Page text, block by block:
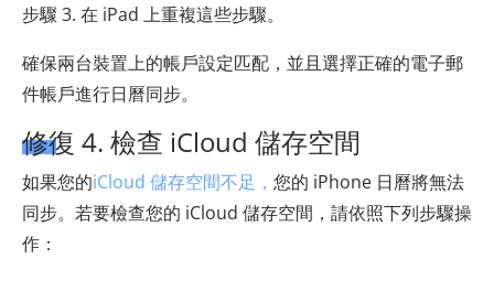
步驟 3. 在 iPad 上重複這些步驟。
確保兩台裝置上的帳戶設定匹配，並​​且選擇正確的電子郵
件帳戶進行日曆同步。
修復 4. 檢查 iCloud 儲存空間
如果您的iCloud 儲存空間不足， 您的 iPhone 日曆將無法
同步。若要檢查您的 iCloud 儲存空間，請依照下列步驟操
作：